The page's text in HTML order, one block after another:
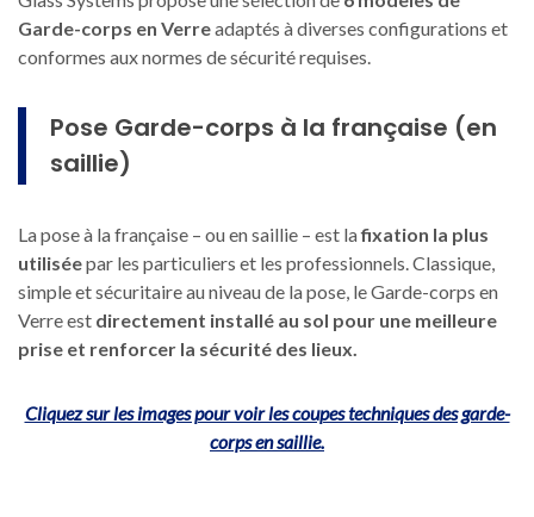
Garde-corps en Verreadaptés à diverses configurations et
conformes aux normes de sécurité requises.
Pose Garde-corps à la française (en
saillie)
La pose à la française – ou en saillie – est lafixation la plus
utiliséepar les particuliers et les professionnels. Classique,
simple et sécuritaire au niveau de la pose, le Garde-corps en
Verre est directement installé au sol pour une meilleure
prise et renforcer la sécurité des lieux.
Cliquez sur les images pour voir les coupes techniques des garde-
corps en saillie.